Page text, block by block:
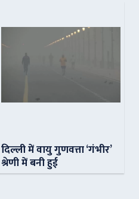
दिल्ली में वायु गुणवत्ता ‘गंभीर’
श्रेणी में बनी हुई